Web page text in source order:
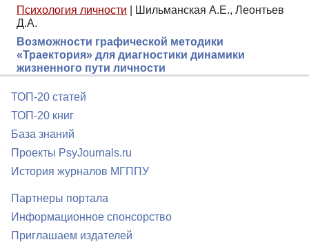
Психология личности
Шильманская А.Е., Леонтьев
Д.А.
Возможности графической методики
«Траектория» для диагностики динамики
жизненного пути личности
ТОП-20 статей
ТОП-20 книг
База знаний
Проекты PsyJournals.ru
История журналов МГППУ
Партнеры портала
Информационное спонсорство
Приглашаем издателей